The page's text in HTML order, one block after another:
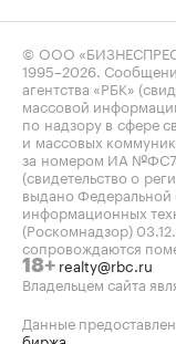
© ООО
1995–2026.
агентства «РБК»
массовой
по надзору в сфере
и массовых
за номером ИА
(свидетельство о
выдано Федеральной
информационных
(Роскомнадзор)
сопровождаются
18+ realty@rbc.ru
Владельцем сайта
Данные
биржа